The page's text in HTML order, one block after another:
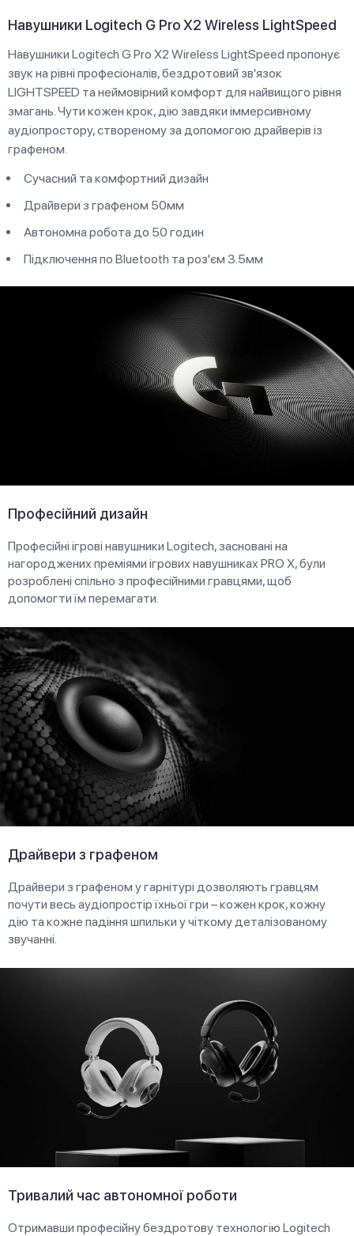
Навушники Logitech G Pro X2 Wireless LightSpeed
Навушники Logitech G Pro X2 Wireless LightSpeed пропонує
звук на рівні професіоналів, бездротовий зв'язок
LIGHTSPEED та неймовірний комфорт для найвищого рівня
змагань. Чути кожен крок, дію завдяки іммерсивному
аудіопростору, створеному за допомогою драйверів із
графеном.
Сучасний та комфортний дизайн
Драйвери з графеном 50мм
Автономна робота до 50 годин
Підключення по Bluetooth та роз'єм 3.5мм
Професійний дизайн
Професійні ігрові навушники Logitech, засновані на
нагороджених преміями ігрових навушниках PRO X, були
розроблені спільно з професійними гравцями, щоб
допомогти їм перемагати.
Драйвери з графеном
Драйвери з графеном у гарнітурі дозволяють гравцям
почути весь аудіопростір їхньої гри – кожен крок, кожну
дію та кожне падіння шпильки у чіткому деталізованому
звучанні.
Тривалий час автономної роботи
Отримавши професійну бездротову технологію Logitech